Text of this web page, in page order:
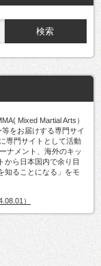
Mixed Martial Arts）
をお届けする専門サイ
専門サイトとして活動
ナメント、海外のキッ
から日本国内で余り目
知ることになる」をモ
）